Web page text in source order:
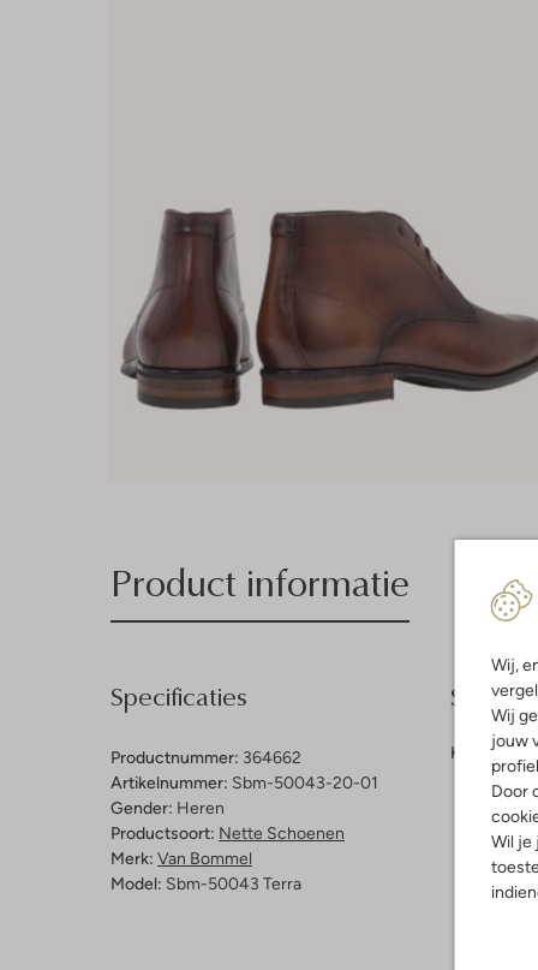
Wij,
Wij
jouw
Door
Wil je
Product informatie
Specificaties
Productnummer: 364662
Artikelnummer: Sbm-50043-20-01
Gender: Heren
Productsoort: Nette Schoenen
Merk: Van Bommel
Model: Sbm-50043 Terra
Kleur:Bruin